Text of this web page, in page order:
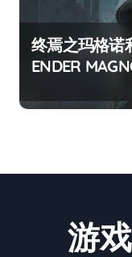
终焉之玛格诺
ENDER
游